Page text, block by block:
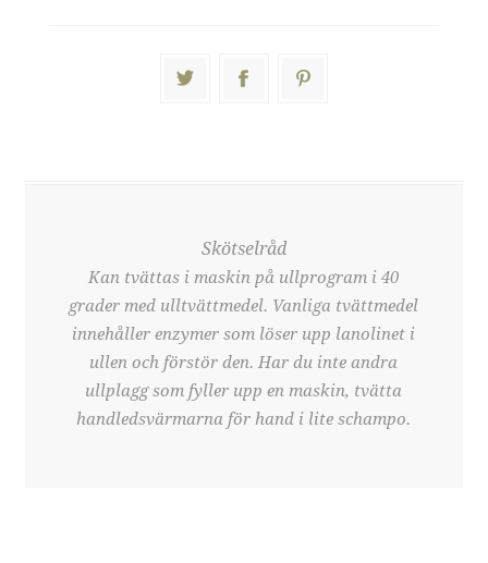
Skötselråd
Kan tvättas i maskin på ullprogram i 40
grader med ulltvättmedel. Vanliga tvättmedel
innehåller enzymer som löser upp lanolinet i
ullen och förstör den. Har du inte andra
ullplagg som fyller upp en maskin, tvätta
handledsvärmarna för hand i lite schampo.